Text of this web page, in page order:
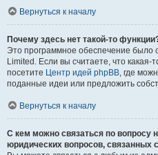
Вернуться к началу
Почему здесь нет такой-то
Это программное обеспечение было
Limited. Если вы считаете, что
посетите Центр идей phpBB, где
поданные идеи или предложить
Вернуться к началу
С кем можно связаться по вопросу
юридических вопросов, связанных